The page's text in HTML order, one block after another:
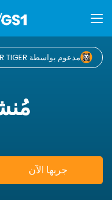
مدعوم بواسطة QR TIGER
جربها الآن